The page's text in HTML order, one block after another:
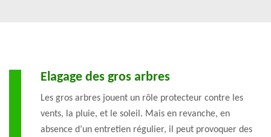
Elagage des gros arbres
Les gros arbres jouent un rôle protecteur contre les
vents, la pluie, et le soleil. Mais en revanche, en
absence d’un entretien régulier, il peut provoquer des